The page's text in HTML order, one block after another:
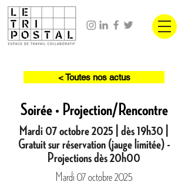
< Toutes nos actus
Soirée • Projection/Rencontre
Mardi 07 octobre 2025 | dès 19h30 |
Gratuit sur réservation (jauge limitée) -
Projections dès 20h00
Mardi 07 octobre 2025